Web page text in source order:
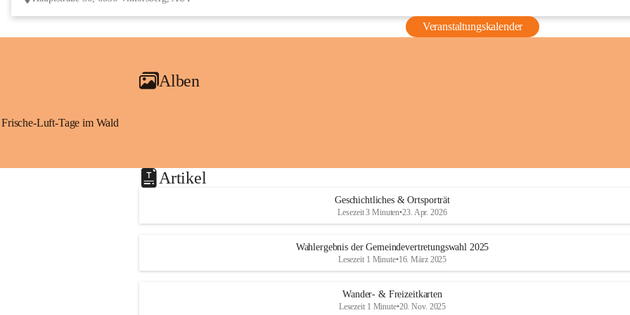
Veranstaltungskalender
Alben
Frische-Luft-Tage im Wald
Artikel
Geschichtliches & Ortsporträt
Lesezeit 3 Minuten•23. Apr. 2026
Wahlergebnis der Gemeindevertretungswahl 2025
Lesezeit 1 Minute•16. März 2025
Wander- & Freizeitkarten
Lesezeit 1 Minute•20. Nov. 2025